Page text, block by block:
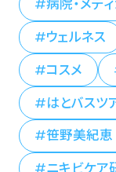
病院・メデ
ウェルネス
コスメ
はとバスツ
笹野美紀
ニキビケア